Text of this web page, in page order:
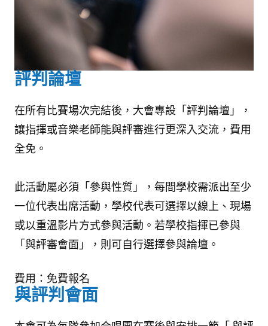
評判論壇
在所有比賽場次完結後，大會專設「評判論壇」，
讓指揮或音樂老師能與評審進行更深入交流，費用
全免。
此活動屬必須「參與性質」，每間學校需派出至少
一位代表出席活動，學校代表可選擇以線上、現場
或以重溫影片方式參與活動。若學校指揮已參與
「與評審會面」，則可自行選擇參與論壇。
費用：免費報名
與評判會面